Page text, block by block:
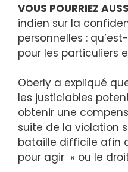
VOUS POURRIEZ
indien sur la
personnelles :
pour les particuliers
Oberly a expliqué
les justiciables
obtenir une
suite de la violation
bataille difficile afin
pour agir » ou le